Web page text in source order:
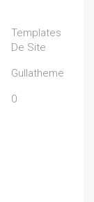
Templates
De Site
Gullatheme
0